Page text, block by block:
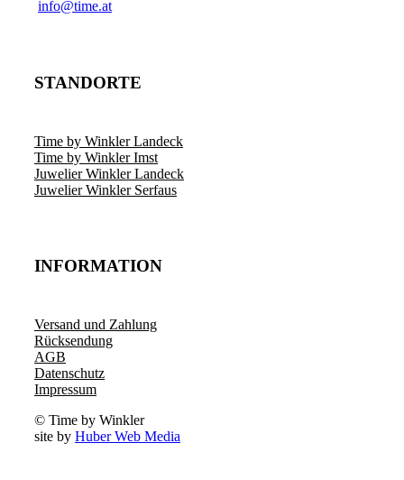
­info@time.at
STANDORTE
Time by Winkler Landeck
Time by Winkler Imst
Juwelier Winkler Landeck
Juwelier Winkler Serfaus
INFORMATION
Versand und Zahlung
Rücksendung
AGB
Datenschutz
Impressum
© Time by Winkler
site by Huber Web Media